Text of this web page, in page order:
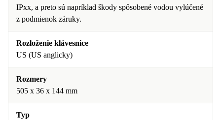
IPxx, a preto sú napríklad škody spôsobené vodou vylúčené
z podmienok záruky.
Rozloženie klávesnice
US (US anglicky)
Rozmery
505 x 36 x 144 mm
Typ